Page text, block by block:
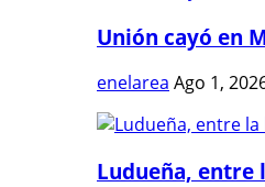
Unión cayó en
enelarea Ago 1,
Ludueña, entre